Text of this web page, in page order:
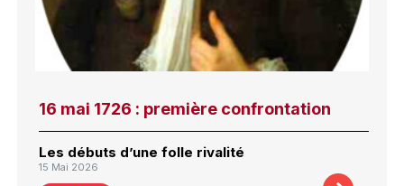
16 mai 1726 : première confrontation
Les débuts d’une folle rivalité
15 Mai 2026